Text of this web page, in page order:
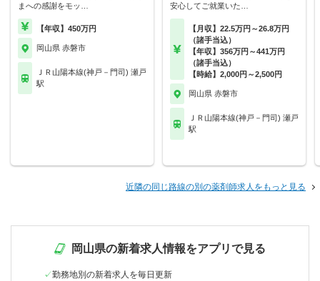
まへの感謝をモッ…
【年収】450万円
岡山県 赤磐市
ＪＲ山陽本線(神戸－門司) 瀬戸
駅
安心してご就業いた…
【月収】22.5万円～26.8万円
（諸手当込）
【年収】356万円～441万円
（諸手当込）
【時給】2,000円～2,500円
岡山県 赤磐市
ＪＲ山陽本線(神戸－門司) 瀬戸
駅
近隣の同じ路線の別の薬剤師求人をもっと見る
岡山県の新着求人情報をアプリで見る
勤務地別の新着求人を毎日更新